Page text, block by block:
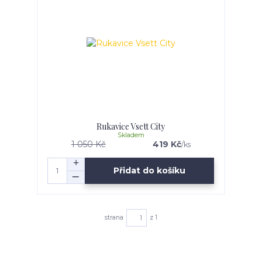
Rukavice Vsett City
1 050 Kč 419 Kč/ks
Skladem
Přidat do košíku
strana z 1